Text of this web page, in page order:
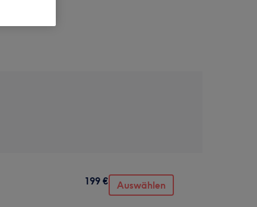
199 € Auswählen